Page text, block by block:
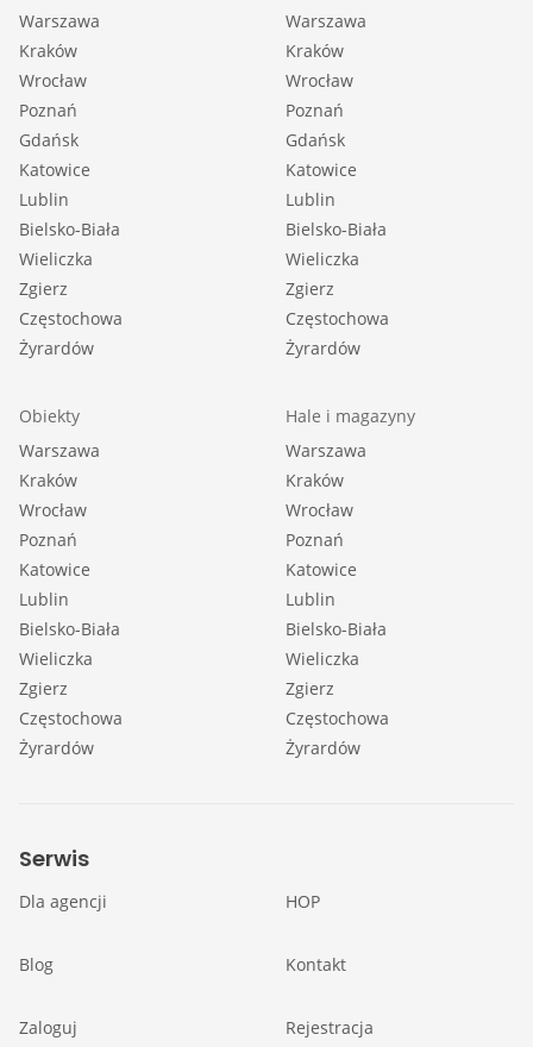
Warszawa
Kraków
Wrocław
Poznań
Gdańsk
Katowice
Lublin
Bielsko-Biała
Wieliczka
Zgierz
Częstochowa
Żyrardów
Warszawa
Kraków
Wrocław
Poznań
Gdańsk
Katowice
Lublin
Bielsko-Biała
Wieliczka
Zgierz
Częstochowa
Żyrardów
Obiekty
Warszawa
Kraków
Wrocław
Poznań
Katowice
Lublin
Bielsko-Biała
Wieliczka
Zgierz
Częstochowa
Żyrardów
Hale i magazyny
Warszawa
Kraków
Wrocław
Poznań
Katowice
Lublin
Bielsko-Biała
Wieliczka
Zgierz
Częstochowa
Żyrardów
Serwis
Dla agencji HOP
Blog Kontakt
Zaloguj Rejestracja